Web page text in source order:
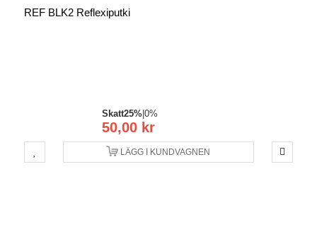
REF BLK2 Reflexiputki
50,00 kr
Skatt25% 0%
LÄGG I KUNDVAGNEN